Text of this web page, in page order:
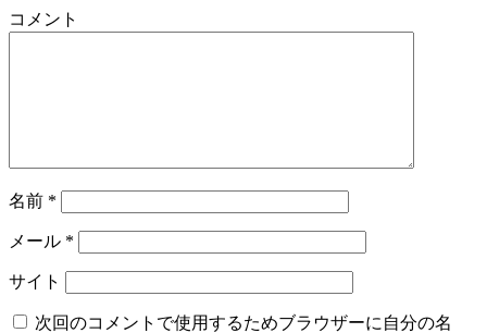
コメント
名前 *
メール *
サイト
次回のコメントで使用するためブラウザーに自分の名